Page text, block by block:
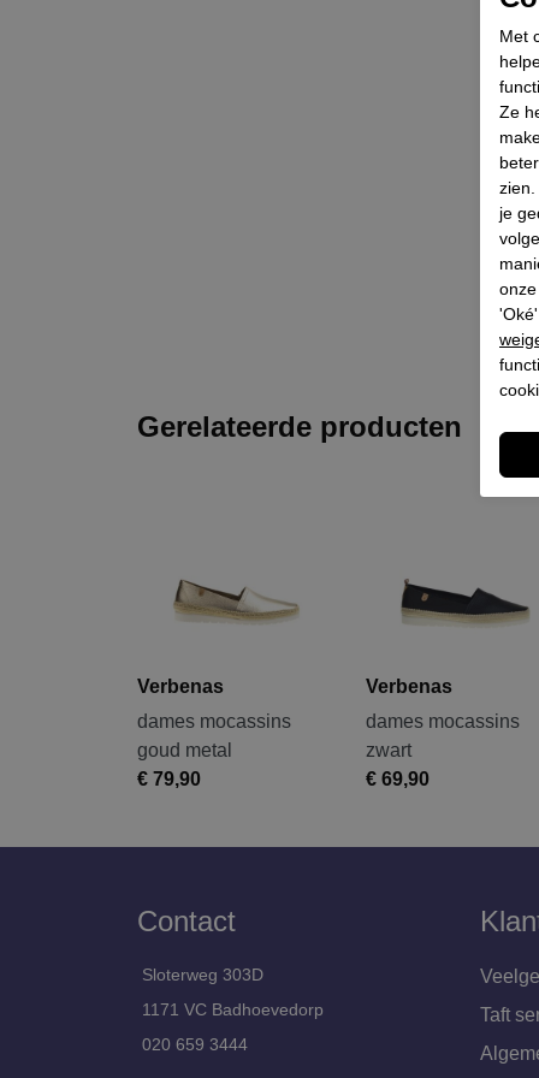
Gerelateerde producten
Verbenas
dames mocassins
goud metal
€ 79,90
Verbenas
dames mocassins
zwart
€ 69,90
Contact
Sloterweg 303D
1171 VC Badhoevedorp
020 659 3444
Taft
Met
Ze
je